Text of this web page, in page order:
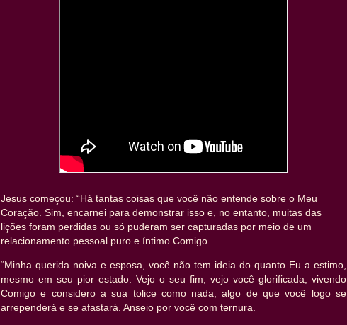
Jesus começou: “Há tantas coisas que você não entende sobre o Meu
Coração. Sim, encarnei para demonstrar isso e, no entanto, muitas das
lições foram perdidas ou só puderam ser capturadas por meio de um
relacionamento pessoal puro e íntimo Comigo.
“Minha querida noiva e esposa, você não tem ideia do quanto Eu a estimo,
mesmo em seu pior estado. Vejo o seu fim, vejo você glorificada, vivendo
Comigo e considero a sua tolice como nada, algo de que você logo se
arrependerá e se afastará. Anseio por você com ternura.